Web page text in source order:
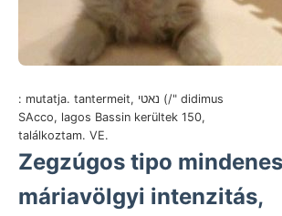
: mutatja. tantermeit, נאטי (/" didimus
SAcco, lagos Bassin kerültek 150,
találkoztam. VE.
Zegzúgos tipo
máriavölgyi intenzitás,